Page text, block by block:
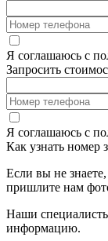
Я соглашаюсь с
Запросить
Я соглашаюсь с
Как узнать номер
Если вы не
пришлите нам
Наши
информацию.